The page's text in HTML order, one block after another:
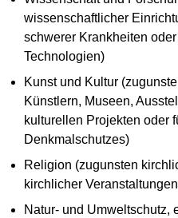
wissenschaftlicher
schwerer Krankheiten
Technologien)
Kunst und Kultur
Künstlern, Museen,
kulturellen Projekten oder
Denkmalschutzes)
Religion (zugunsten
kirchlicher
Natur- und Umweltschutz,